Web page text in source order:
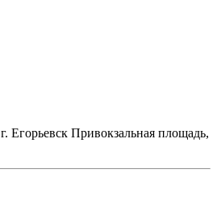
г. Егорьевск Привокзальная площадь,